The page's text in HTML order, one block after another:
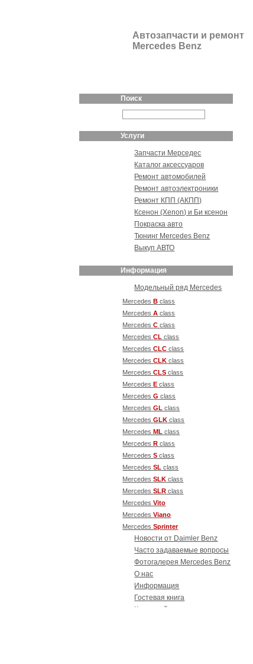
Автозапчасти и ремонт
Mercedes Benz
Поиск
Услуги
Запчасти Мерседес
Каталог аксессуаров
Ремонт автомобилей
Ремонт автоэлектроники
Ремонт КПП (АКПП)
Ксенон (Xenon) и Би ксенон
Покраска авто
Тюнинг Mercedes Benz
Выкуп АВТО
Информация
Модельный ряд Mercedes
MercedesB class
MercedesA class
MercedesСclass
MercedesCL class
MercedesCLC class
MercedesCLK class
MercedesCLS class
MercedesE class
MercedesG class
MercedesGL class
MercedesGLK class
MercedesML class
MercedesR class
MercedesS class
MercedesSL class
MercedesSLK class
MercedesSLR class
MercedesVito
MercedesViano
MercedesSprinter
Новости от Daimler Benz
Часто задаваемые вопросы
Фотогалерея Mercedes Benz
О нас
Информация
Гостевая книга
Карта сайта